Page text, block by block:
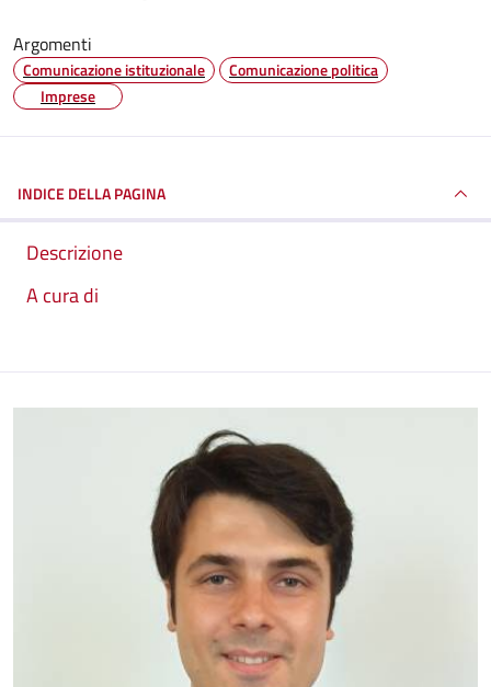
Argomenti
Comunicazione istituzionale
Comunicazione politica
Imprese
INDICE DELLA PAGINA
Descrizione
A cura di